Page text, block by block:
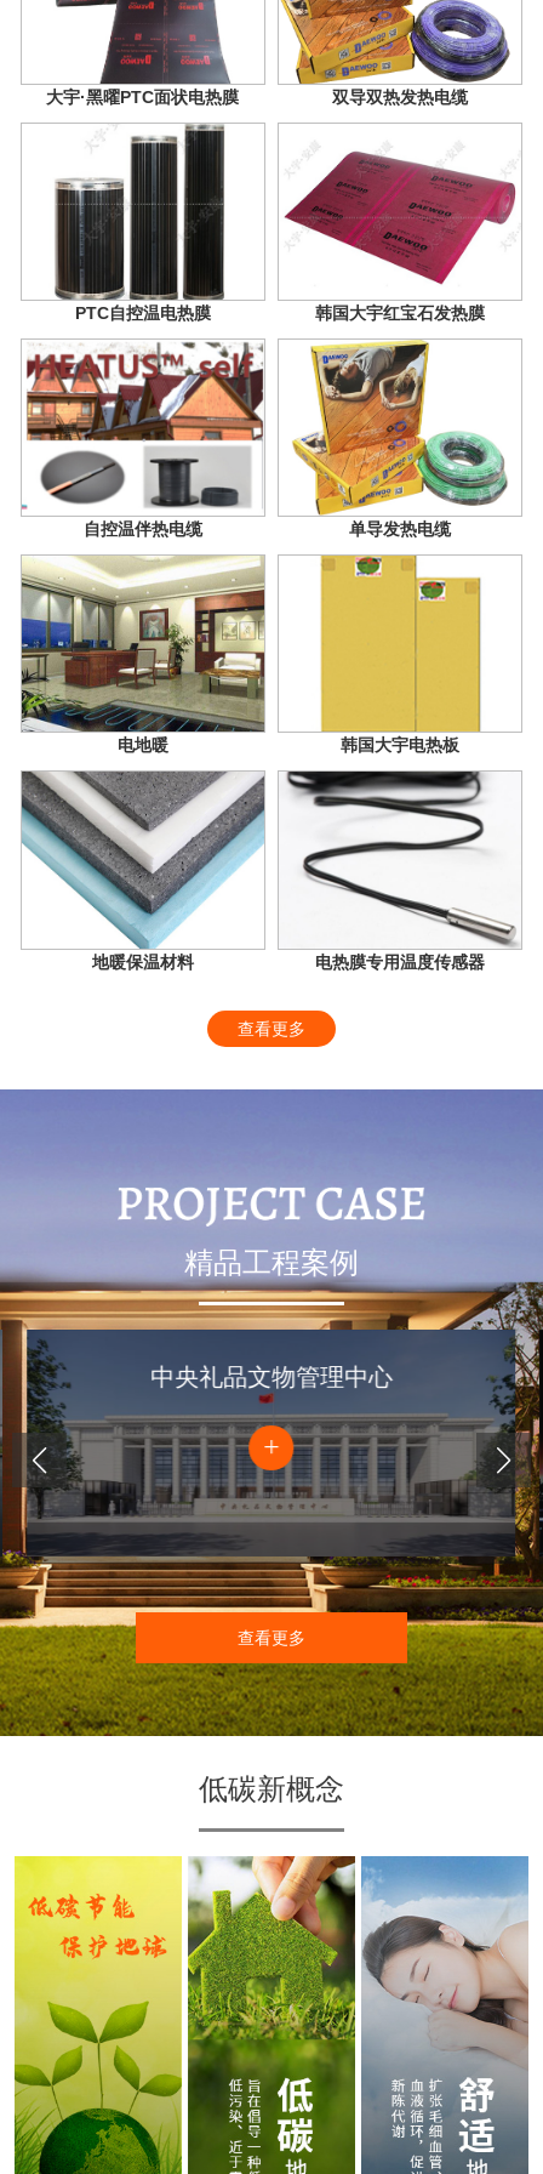
大宇·黑曜PTC面状电热膜 双导双热发热电缆
PTC自控温电热膜 韩国大宇红宝石发热膜
自控温伴热电缆 单导发热电缆
电地暖 韩国大宇电热板
地暖保温材料 电热膜专用温度传感器
查看更多
精品工程案例
中央礼品文物管理中心
+
查看更多
低碳新概念